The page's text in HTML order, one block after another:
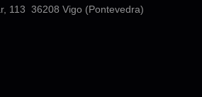
113 36208 Vigo (Pontevedra)